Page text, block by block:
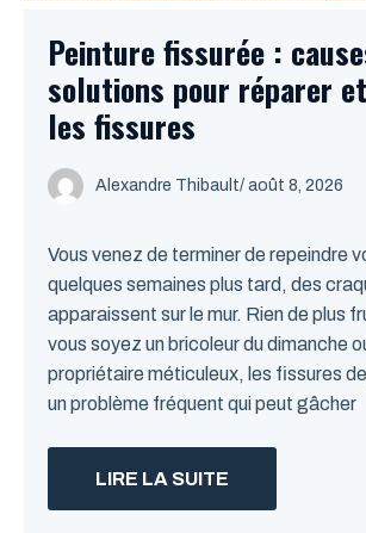
Peinture fissurée :
solutions pour réparer
les fissures
Alexandre Thibault/ août 8, 2026
Vous venez de terminer de repeindre
quelques semaines plus tard, des
apparaissent sur le mur. Rien de plus
vous soyez un bricoleur du dimanche
propriétaire méticuleux, les fissures
un problème fréquent qui peut gâcher
LIRE LA SUITE